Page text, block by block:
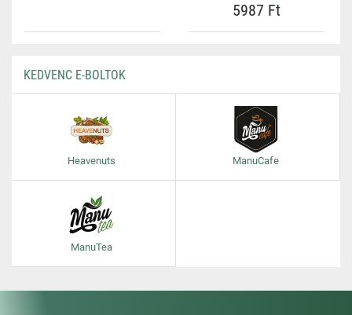
5987 Ft
KEDVENC E-BOLTOK
Heavenuts ManuCafe
ManuTea